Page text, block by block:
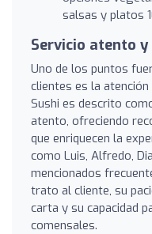
salsas y platos
Servicio atento
Uno de los puntos
clientes es la
Sushi es descrito
atento, ofreciendo
que enriquecen la
como Luis, Alfredo,
mencionados
trato al cliente, su
carta y su capacidad
comensales.